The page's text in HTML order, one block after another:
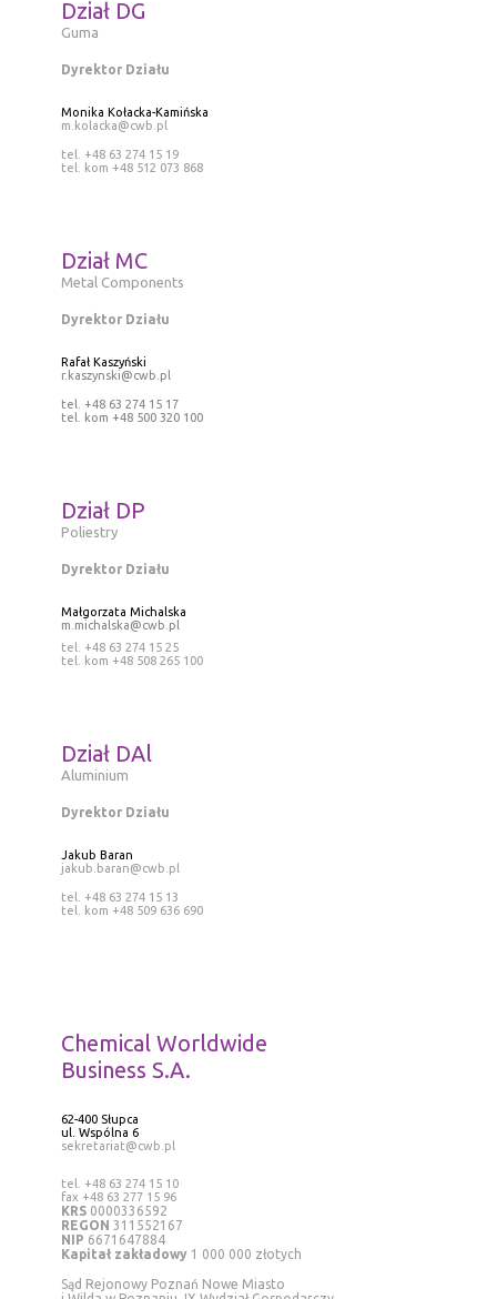
Dział DG
Guma
Dyrektor Działu
Monika Kołacka-Kamińska
m.kolacka@cwb.pl
tel. +48 63 274 15 19
tel. kom +48 512 073 868
Dział MC
Metal Components
Dyrektor Działu
Rafał Kaszyński
r.kaszynski@cwb.pl
tel. +48 63 274 15 17
tel. kom +48 500 320 100
Dział DP
Poliestry
Dyrektor Działu
Małgorzata Michalska
m.michalska@cwb.pl
tel. +48 63 274 15 25
tel. kom +48 508 265 100
Dział DAl
Aluminium
Dyrektor Działu
Jakub Baran
jakub.baran@cwb.pl
tel. +48 63 274 15 13
tel. kom +48 509 636 690
Chemical Worldwide
Business S.A.
62-400 Słupca
ul. Wspólna 6
sekretariat@cwb.pl
tel. +48 63 274 15 10
fax +48 63 277 15 96
KRS0000336592
REGON 311552167
NIP 6671647884
Kapitał zakładowy1 000 000 złotych
Sąd Rejonowy Poznań Nowe Miasto